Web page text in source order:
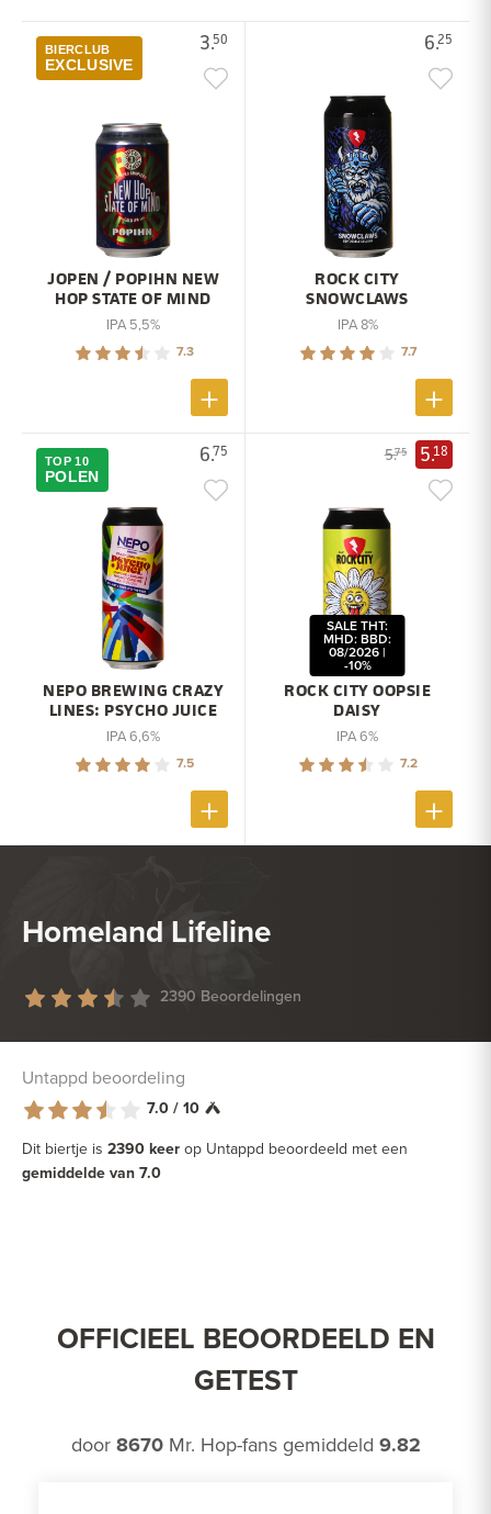
3.50
BIERCLUB
EXCLUSIVE
JOPEN / POPIHN NEW
HOP STATE OF MIND
IPA 5,5%
7.3
6.25
ROCK CITY
SNOWCLAWS
IPA 8%
7.7
6.75
TOP 10
POLEN
NEPO BREWING CRAZY
LINES: PSYCHO JUICE
IPA 6,6%
7.5
5.75 5.18
ROCK CITY OOPSIE
DAISY
SALE THT:
MHD: BBD:
08/2026 |
-10%
IPA 6%
7.2
Homeland Lifeline
2390 Beoordelingen
Untappd beoordeling
7.0 / 10
Dit biertje is 2390 keer op Untappd beoordeeld met een
gemiddelde van 7.0
OFFICIEEL BEOORDEELD EN
GETEST
door 8670Mr. Hop-fans gemiddeld 9.82